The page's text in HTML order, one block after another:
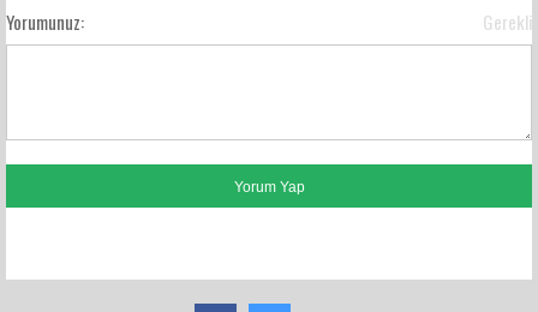
Yorumunuz: Gerekli